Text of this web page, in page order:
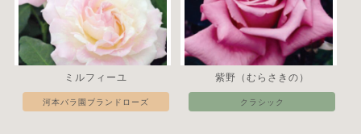
ミルフィーユ
河本バラ園ブランドローズ
紫野（むらさきの）
クラシック